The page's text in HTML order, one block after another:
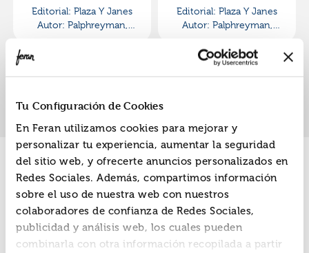
Tu Configuración de Cookies
En Feran utilizamos cookies para mejorar y
personalizar tu experiencia, aumentar la seguridad
del sitio web, y ofrecerte anuncios personalizados en
Redes Sociales. Además, compartimos información
sobre el uso de nuestra web con nuestros
colaboradores de confianza de Redes Sociales,
publicidad y análisis web, los cuales pueden
combinarla con otra información recopilada a partir
Editorial: Plaza Y Janes
Autor: Palphreyman,
Editorial: Plaza Y Janes
Autor: Palphreyman,
Promociones